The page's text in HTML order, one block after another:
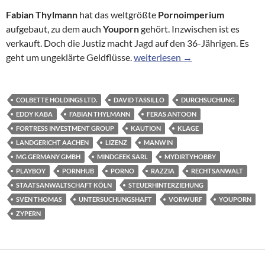
Fabian Thylmann hat das weltgrößte Pornoimperium
aufgebaut, zu dem auch Youporngehört. Inzwischen ist es
verkauft. Doch die Justiz macht Jagd auf den 36-Jährigen. Es
geht um ungeklärte Geldflüsse.Die dubiosen Geschäfte des
weiterlesen →
COLBETTE HOLDINGS LTD. DAVID TASSILLO
DURCHSUCHUNG
EDDY KABA
FABIAN THYLMANN
FERAS ANTOON
FORTRESS INVESTMENT GROUP
KAUTION
KLAGE
LANDGERICHT AACHEN
LIZENZ
MANWIN
MG GERMANY GMBH
MINDGEEK SARL
MYDIRTYHOBBY
PLAYBOY
PORNHUB PORNO RAZZIA
RECHTSANWALT
STAATSANWALTSCHAFT KÖLN
STEUERHINTERZIEHUNG
SVEN THOMAS
UNTERSUCHUNGSHAFT VORWURF
YOUPORN
ZYPERN